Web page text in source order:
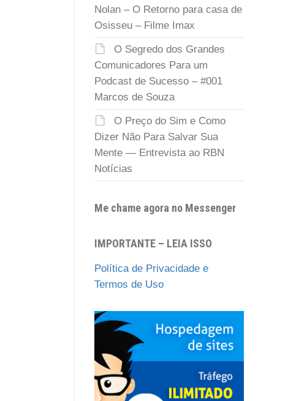
Nolan – O Retorno para casa de
Osisseu – Filme Imax
O Segredo dos Grandes
Comunicadores Para um
Podcast de Sucesso – #001
Marcos de Souza
O Preço do Sim e Como
Dizer Não Para Salvar Sua
Mente — Entrevista ao RBN
Notícias
Me chame agora no Messenger
IMPORTANTE – LEIA ISSO
Política de Privacidade e
Termos de Uso